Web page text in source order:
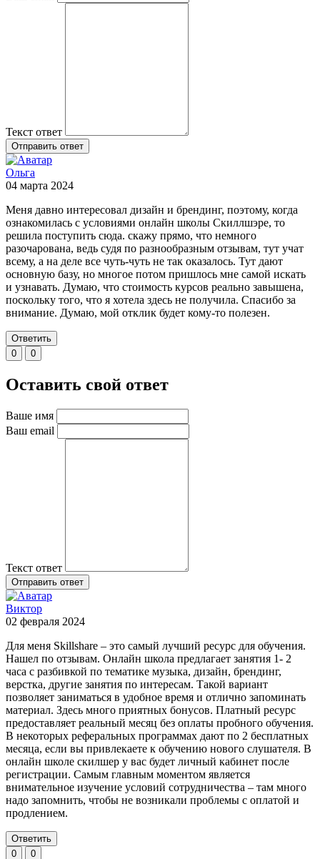
Текст ответ
Отправить ответ
Ольга
04 марта 2024
Меня давно интересовал дизайн и брендинг, поэтому, когда
ознакомилась с условиями онлайн школы Скиллшэре, то
решила поступить сюда. скажу прямо, что немного
разочарована, ведь судя по разнообразным отзывам, тут учат
всему, а на деле все чуть-чуть не так оказалось. Тут дают
основную базу, но многое потом пришлось мне самой искать
и узнавать. Думаю, что стоимость курсов реально завышена,
поскольку того, что я хотела здесь не получила. Спасибо за
внимание. Думаю, мой отклик будет кому-то полезен.
Ответить
0
0
Оставить свой ответ
Ваше имя
Ваш email
Текст ответ
Отправить ответ
Виктор
02 февраля 2024
Для меня Skillshare – это самый лучший ресурс для обучения.
Нашел по отзывам. Онлайн школа предлагает занятия 1- 2
часа с разбивкой по тематике музыка, дизайн, брендинг,
верстка, другие занятия по интересам. Такой вариант
позволяет заниматься в удобное время и отлично запоминать
материал. Здесь много приятных бонусов. Платный ресурс
предоставляет реальный месяц без оплаты пробного обучения.
В некоторых реферальных программах дают по 2 бесплатных
месяца, если вы привлекаете к обучению нового слушателя. В
онлайн школе скилшер у вас будет личный кабинет после
регистрации. Самым главным моментом является
внимательное изучение условий сотрудничества – там много
надо запомнить, чтобы не возникали проблемы с оплатой и
продлением.
Ответить
0
0